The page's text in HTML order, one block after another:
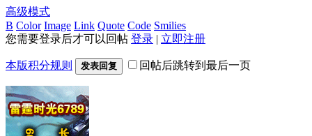
高级模式
B Color Image Link Quote Code Smilies
您需要登录后才可以回帖 登录 | 立即注册
本版积分规则 发表回复 回帖后跳转到最后一页